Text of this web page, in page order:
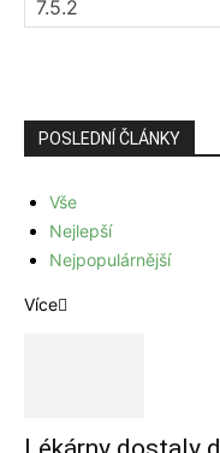
POSLEDNÍ ČLÁNKY
Vše
Nejlepší
Nejpopulárnější
Více